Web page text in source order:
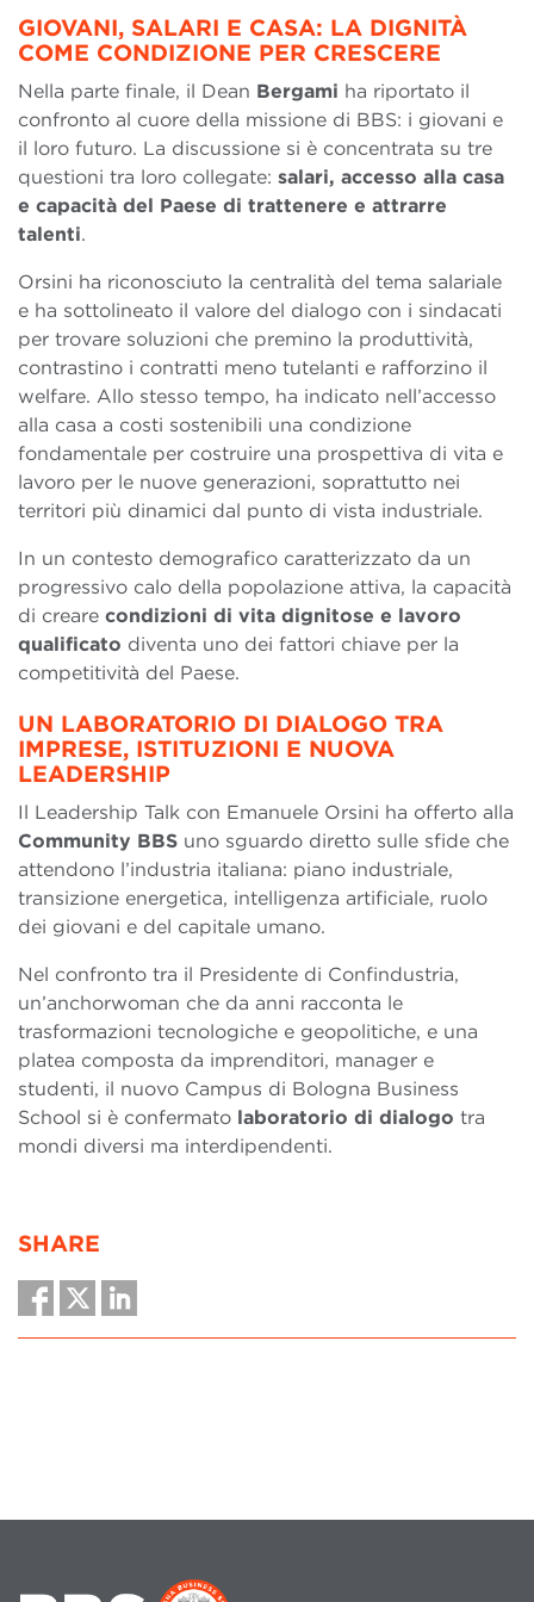
GIOVANI, SALARI E CASA: LA DIGNITÀ
COME CONDIZIONE PER CRESCERE
Nella parte finale, il Dean Bergami ha riportato il
confronto al cuore della missione di BBS: i giovani e
il loro futuro. La discussione si è concentrata su tre
questioni tra loro collegate: salari, accesso alla casa
e capacità del Paese di trattenere e attrarre
talenti.
Orsini ha riconosciuto la centralità del tema salariale
e ha sottolineato il valore del dialogo con i sindacati
per trovare soluzioni che premino la produttività,
contrastino i contratti meno tutelanti e rafforzino il
welfare. Allo stesso tempo, ha indicato nell’accesso
alla casa a costi sostenibili una condizione
fondamentale per costruire una prospettiva di vita e
lavoro per le nuove generazioni, soprattutto nei
territori più dinamici dal punto di vista industriale.
In un contesto demografico caratterizzato da un
progressivo calo della popolazione attiva, la capacità
di creare condizioni di vita dignitose e lavoro
qualificato diventa uno dei fattori chiave per la
competitività del Paese.
UN LABORATORIO DI DIALOGO TRA
IMPRESE, ISTITUZIONI E NUOVA
LEADERSHIP
Il Leadership Talk con Emanuele Orsini ha offerto alla
Community BBS uno sguardo diretto sulle sfide che
attendono l’industria italiana: piano industriale,
transizione energetica, intelligenza artificiale, ruolo
dei giovani e del capitale umano.
Nel confronto tra il Presidente di Confindustria,
un’anchorwoman che da anni racconta le
trasformazioni tecnologiche e geopolitiche, e una
platea composta da imprenditori, manager e
studenti, il nuovo Campus di Bologna Business
School si è confermato laboratorio di dialogo tra
mondi diversi ma interdipendenti.
SHARE